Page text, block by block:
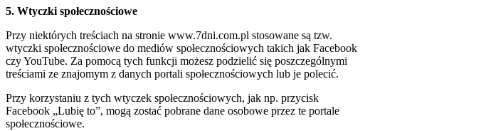
5. Wtyczki społecznościowe
Przy niektórych treściach na stronie www.7dni.com.pl stosowane są tzw.
wtyczki społecznościowe do mediów społecznościowych takich jak Facebook
czy YouTube. Za pomocą tych funkcji możesz podzielić się poszczególnymi
treściami ze znajomym z danych portali społecznościowych lub je polecić.
Przy korzystaniu z tych wtyczek społecznościowych, jak np. przycisk
Facebook „Lubię to”, mogą zostać pobrane dane osobowe przez te portale
społecznościowe.